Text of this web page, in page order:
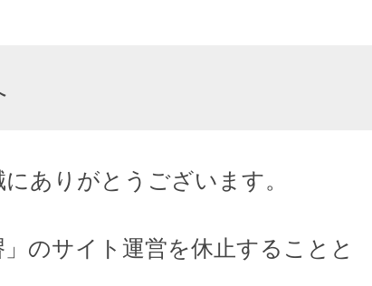
ありがとうございます。
のサイト運営を休止することと